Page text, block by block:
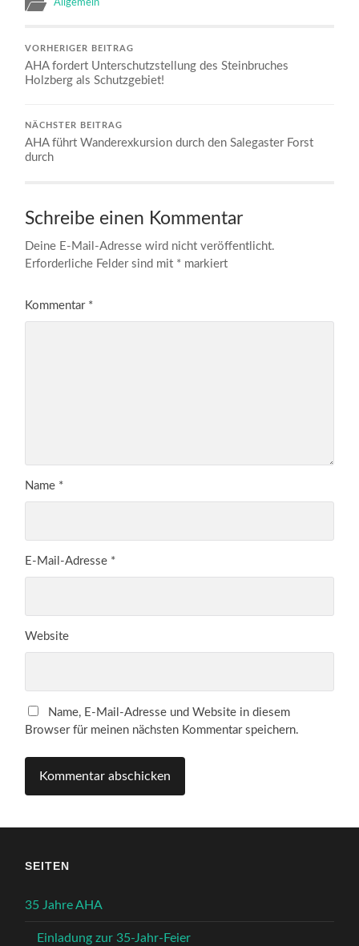
Allgemein
VORHERIGER BEITRAG
AHA fordert Unterschutzstellung des Steinbruches
Holzberg als Schutzgebiet!
NÄCHSTER BEITRAG
AHA führt Wanderexkursion durch den Salegaster Forst
durch
Schreibe einen Kommentar
Deine E-Mail-Adresse wird nicht veröffentlicht.
Erforderliche Felder sind mit * markiert
Kommentar *
Name *
E-Mail-Adresse *
Website
Name, E-Mail-Adresse und Website in diesem
Browser für meinen nächsten Kommentar speichern.
SEITEN
35 Jahre AHA
Einladung zur 35-Jahr-Feier